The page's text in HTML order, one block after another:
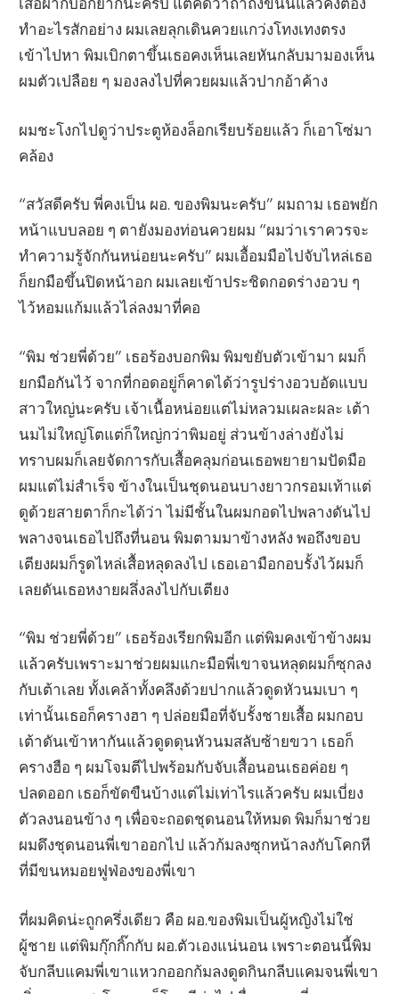
ทำอะไรสักอย่าง ผมเลยลุกเดินควยแกว่งโทงเทงตรง
เข้าไปหา พิมเบิกตาขึ้นเธอคงเห็นเลยหันกลับมามองเห็น
ผมตัวเปลือย ๆ มองลงไปที่ควยผมแล้วปากอ้าค้าง
ผมชะโงกไปดูว่าประตูห้องล็อกเรียบร้อยแล้ว ก็เอาโซ่มา
คล้อง
“สวัสดีครับ พี่คงเป็น ผอ. ของพิมนะครับ” ผมถาม เธอพยัก
หน้าแบบลอย ๆ ตายังมองท่อนควยผม “ผมว่าเราควรจะ
ทำความรู้จักกันหน่อยนะครับ” ผมเอื้อมมือไปจับไหล่เธอ
ก็ยกมือขึ้นปิดหน้าอก ผมเลยเข้าประชิดกอดร่างอวบ ๆ
ไว้หอมแก้มแล้วไล่ลงมาที่คอ
“พิม ช่วยพี่ด้วย” เธอร้องบอกพิม พิมขยับตัวเข้ามา ผมก็
ยกมือกันไว้ จากที่กอดอยู่ก็คาดได้ว่ารูปร่างอวบอัดแบบ
สาวใหญ่นะครับ เจ้าเนื้อหน่อยแต่ไม่หลวมเผละผละ เต้า
นมไม่ใหญ่โตแต่ก็ใหญ่กว่าพิมอยู่ ส่วนข้างล่างยังไม่
ทราบผมก็เลยจัดการกับเสื้อคลุมก่อนเธอพยายามปัดมือ
ผมแต่ไม่สำเร็จ ข้างในเป็นชุดนอนบางยาวกรอมเท้าแต่
ดูด้วยสายตาก็กะได้ว่า ไม่มีชั้นในผมกอดไปพลางดันไป
พลางจนเธอไปถึงที่นอน พิมตามมาข้างหลัง พอถึงขอบ
เตียงผมก็รูดไหล่เสื้อหลุดลงไป เธอเอามือกอบรั้งไว้ผมก็
เลยดันเธอหงายผลึ่งลงไปกับเตียง
“พิม ช่วยพี่ด้วย” เธอร้องเรียกพิมอีก แต่พิมคงเข้าข้างผม
แล้วครับเพราะมาช่วยผมแกะมือพี่เขาจนหลุดผมก็ซุกลง
กับเต้าเลย ทั้งเคล้าทั้งคลึงด้วยปากแล้วดูดหัวนมเบา ๆ
เท่านั้นเธอก็ครางฮา ๆ ปล่อยมือที่จับรั้งชายเสื้อ ผมกอบ
เต้าดันเข้าหากันแล้วดูดดุนหัวนมสลับซ้ายขวา เธอก็
ครางฮือ ๆ ผมโจมตีไปพร้อมกับจับเสื้อนอนเธอค่อย ๆ
ปลดออก เธอก็ขัดขืนบ้างแต่ไม่เท่าไรแล้วครับ ผมเบี่ยง
ตัวลงนอนข้าง ๆ เพื่อจะถอดชุดนอนให้หมด พิมก็มาช่วย
ผมดึงชุดนอนพี่เขาออกไป แล้วก้มลงซุกหน้าลงกับโคกหี
ที่มีขนหมอยฟูฟ่องของพี่เขา
ที่ผมคิดน่ะถูกครึ่งเดียว คือ ผอ.ของพิมเป็นผู้หญิงไม่ใช่
ผู้ชาย แต่พิมกุ๊กกิ๊กกับ ผอ.ตัวเองแน่นอน เพราะตอนนี้พิม
จับกลีบแคมพี่เขาแหวกออกก้มลงดูดกินกลีบแคมจนพี่เขา